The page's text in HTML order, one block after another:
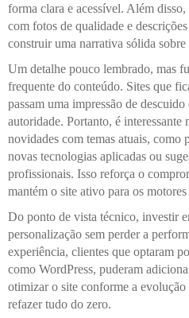
forma clara e acessível. Além
com fotos de qualidade e
construir uma narrativa sólida sobre
Um detalhe pouco lembrado, mas
frequente do conteúdo. Sites que
passam uma impressão de
autoridade. Portanto, é interessante
novidades com temas atuais, como
novas tecnologias aplicadas ou
profissionais. Isso reforça o
mantém o site ativo para os motores
Do ponto de vista técnico, investir
personalização sem perder a
experiência, clientes que optaram
como WordPress, puderam
otimizar o site conforme a
refazer tudo do zero.